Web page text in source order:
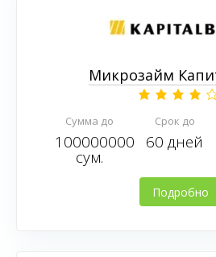
Микрозайм
Сумма до
100000000
сум.
Срок до
60 дней
Подробно